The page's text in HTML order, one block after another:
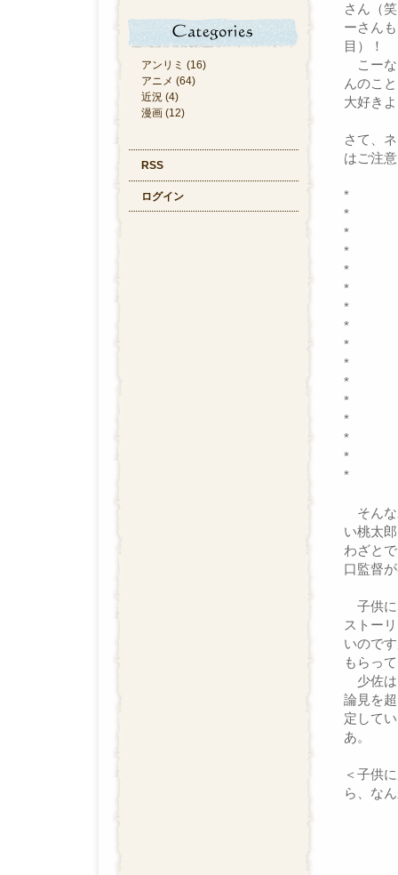
アンリミ (16)
アニメ (64)
近況 (4)
漫画 (12)
RSS
ログイン
さん（
ーさん
目）！
こーな
んのこ
大好き
さて、
はご注
*
*
*
*
*
*
*
*
*
*
*
*
*
*
*
*
そんな
い桃太
わざと
口監督
子供に
ストー
いので
もらっ
少佐は
論見を
定して
あ。
＜子供
ら、な